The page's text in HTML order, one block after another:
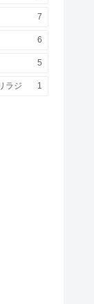
7
6
5
ラジ 1